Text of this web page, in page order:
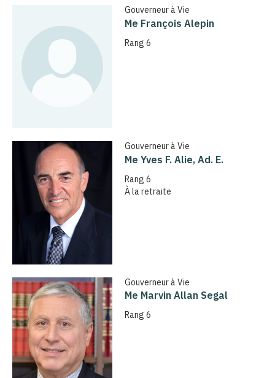
Gouverneur à Vie
Me François Alepin
Rang 6
Gouverneur à Vie
Me Yves F. Alie, Ad. E.
Rang 6
À la retraite
Gouverneur à Vie
Me Marvin Allan Segal
Rang 6